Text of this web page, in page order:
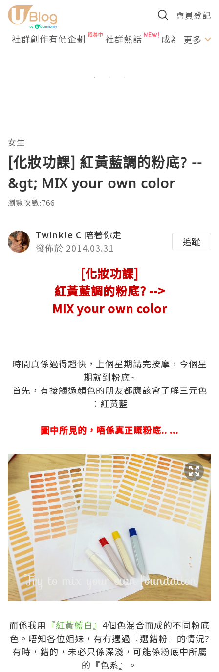
會員登記
社群創作有價企劃 社群熱話 成為U更多
女生
[化妝功課] 紅黃藍調的粉底? --
&gt; MIX your own color
瀏覽次數:766
Twinkle C 陪著你走
發佈於 2014.03.31
追蹤
[化妝功課]
紅黃藍調的粉底? -->
MIX your own color
時間真係過得超快，上個星期講完按摩，今個星
期就到粉底~
首先，有接觸過顏色的朋友都應該會了解三元色
︰紅黃藍
圖中所見的，唔係真正嘅粉底.. ...
而係我用 『紅黃藍白』 4個色混合而成的不同粉底
色。唔知各位姐妹，有冇遇過『選錯粉』的情況?
有時，錯的，未必只係深淺，可能係粉底中所屬
的『色系』。